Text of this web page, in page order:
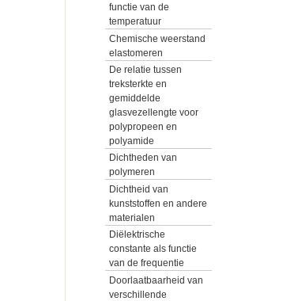
functie van de
temperatuur
Chemische weerstand
elastomeren
De relatie tussen
treksterkte en
gemiddelde
glasvezellengte voor
polypropeen en
polyamide
Dichtheden van
polymeren
Dichtheid van
kunststoffen en andere
materialen
Diëlektrische
constante als functie
van de frequentie
Doorlaatbaarheid van
verschillende